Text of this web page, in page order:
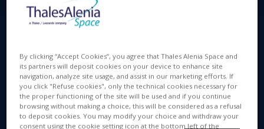
en órbita, extendiendo las operaciones del sistema
durante al menos los próximos siete años e incluso
By clicking “Accept Cookies”, you agree that Thales Alenia Space and
its partners will deposit cookies on your device to enhance site
navigation, analyze site usage, and assist in our marketing efforts. If
you click "Refuse cookies", only the technical cookies necessary for
the proper functioning of the site will be used and if you continue
browsing without making a choice, this will be considered as a refusal
to deposit cookies. You may modify your choice and withdraw your
consent using the cookie setting icon at the bottom left of the